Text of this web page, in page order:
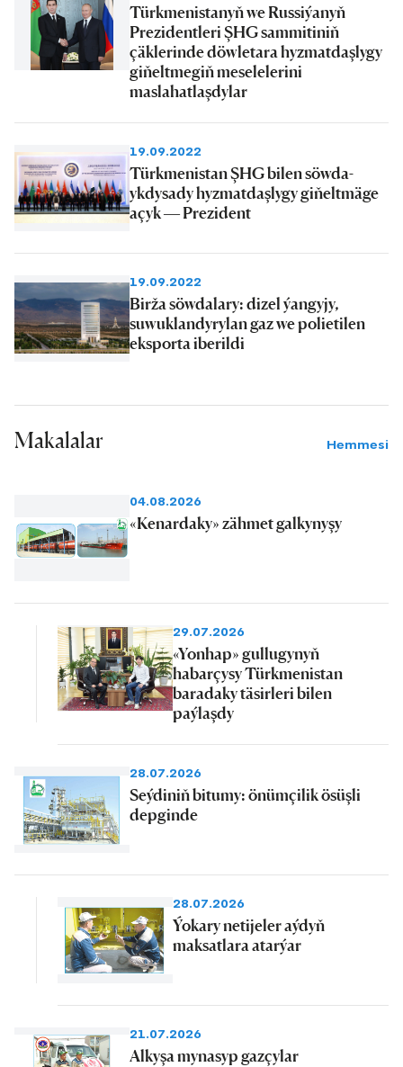
Türkmenistanyň we Russiýanyň
Prezidentleri ŞHG sammitiniň
çäklerinde döwletara hyzmatdaşlygy
giňeltmegiň meselelerini
maslahatlaşdylar
19.09.2022
Türkmenistan ŞHG bilen söwda-
ykdysady hyzmatdaşlygy giňeltmäge
açyk — Prezident
19.09.2022
Birža söwdalary: dizel ýangyjy,
suwuklandyrylan gaz we polietilen
eksporta iberildi
Makalalar Hemmesi
04.08.2026
«Kenardaky» zähmet galkynyşy
29.07.2026
«Yonhap» gullugynyň
habarçysy Türkmenistan
baradaky täsirleri bilen
paýlaşdy
28.07.2026
Seýdiniň bitumy: önümçilik ösüşli
depginde
28.07.2026
Ýokary netijeler aýdyň
maksatlara atarýar
21.07.2026
Alkyşa mynasyp gazçylar